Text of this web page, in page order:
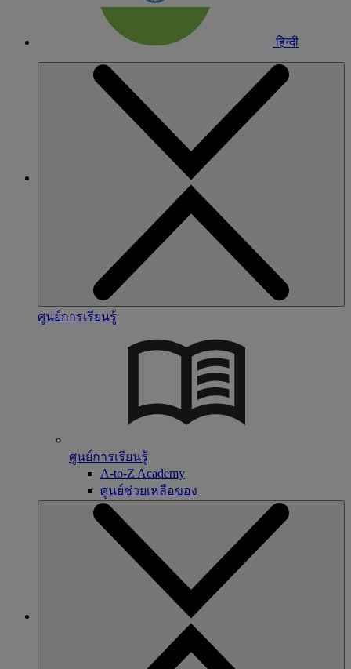
हिन्दी
ศูนย์การเรียนรู้
ศูนย์การเรียนรู้
A-to-Z Academy
ศูนย์ช่วยเหลือของ